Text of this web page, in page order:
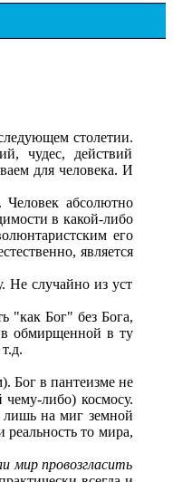
столетии.
чудес, действий
для человека. И
абсолютно
в какой-либо
его
является
Не случайно из уст
"как Бог" без Бога,
в обмирщенной в ту
Бог в пантеизме не
либо) космосу.
лишь на миг земной
реальность то мира,
мир провозгласить